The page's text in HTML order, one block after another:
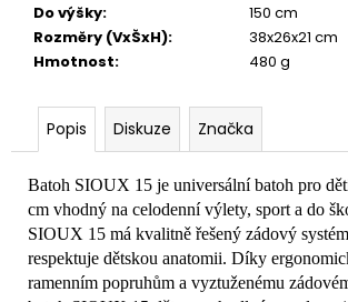
Do výšky:
150 cm
Rozměry (VxŠxH):
38x26x21 cm
Hmotnost: 480 g
Popis Diskuze Značka
Batoh SIOUX 15 je universální batoh pro
cm vhodný na celodenní výlety, sport a do
SIOUX 15 má kvalitně řešený zádový
respektuje dětskou anatomii. Díky
ramenním popruhům a vyztuženému